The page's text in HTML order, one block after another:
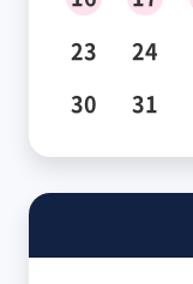
23
24
30
31